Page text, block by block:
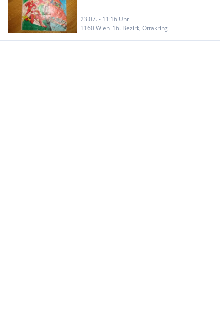
23.07. - 11:16 Uhr
1160 Wien, 16. Bezirk, Ottakring